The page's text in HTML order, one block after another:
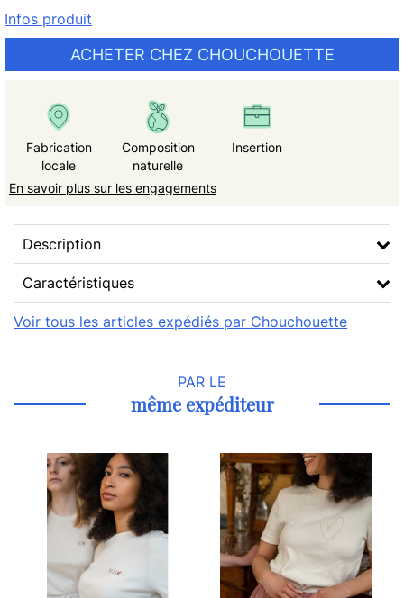
Infos produit
ACHETER CHEZ CHOUCHOUETTE
Fabrication
locale
Composition
naturelle
Insertion
En savoir plus sur les engagements
Description
Caractéristiques
Voir tous les articles expédiés par Chouchouette
PAR LE
même expéditeur